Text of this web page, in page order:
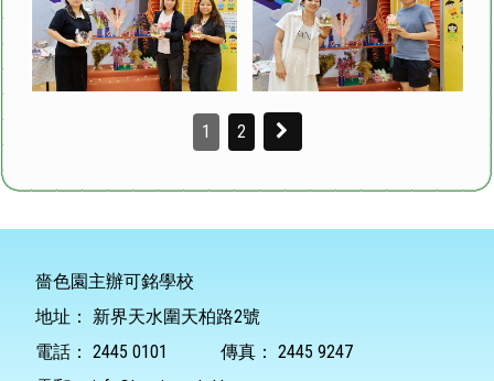
1 2
嗇色園主辦可銘學校
地址：
新界天水圍天柏路2號
電話： 2445 0101 傳真： 2445 9247